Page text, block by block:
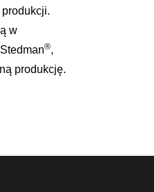
w
®,
produkcję.